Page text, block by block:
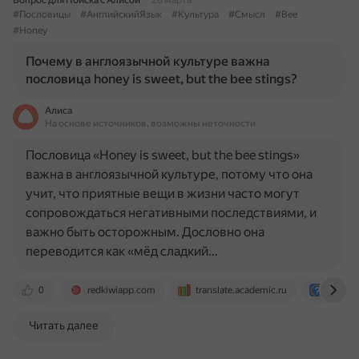
#Пословицы
#АнглийскийЯзык #Культура #Смысл
#Bee
#Honey
Почему в англоязычной культуре важна
пословица honey is sweet, but the bee stings?
Алиса
На основе источников, возможны неточности
0 redkiwiapp.com translate.academic.ru
Пословица «Honey is sweet, but the bee stings»
важна в англоязычной культуре, потому что она
учит, что приятные вещи в жизни часто могут
сопровождаться негативными последствиями, и
важно быть осторожным. Дословно она
переводится как «мёд сладкий…
Читать далее